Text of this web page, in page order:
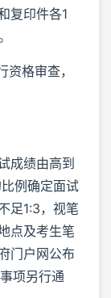
复印件各1
格审查，
成绩由高到
例确定面试
足1:3，视笔
点及考生笔
门户网公布
项另行通